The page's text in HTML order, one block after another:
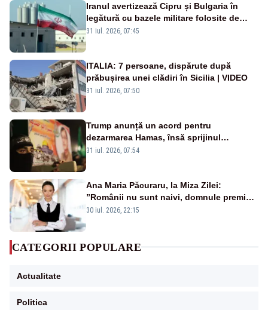
Iranul avertizează Cipru și Bulgaria în
legătură cu bazele militare folosite de
SUA
31 iul. 2026, 07:45
ITALIA: 7 persoane, dispărute după
prăbușirea unei clădiri în Sicilia | VIDEO
31 iul. 2026, 07:50
Trump anunță un acord pentru
dezarmarea Hamas, însă sprijinul
Israelului rămâne incert
31 iul. 2026, 07:54
Ana Maria Păcuraru, la Miza Zilei:
”Românii nu sunt naivi, domnule premier
Bolojan”
30 iul. 2026, 22:15
CATEGORII POPULARE
Actualitate
Politica